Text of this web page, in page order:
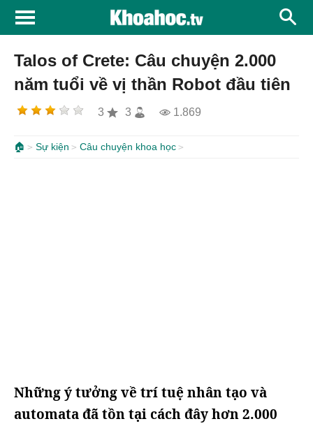
Talos of Crete: Câu chuyện 2.000
năm tuổi về vị thần Robot đầu tiên
3 3 1.869
🏠 Sự kiện Câu chuyện khoa học
Những ý tưởng về trí tuệ nhân tạo và
automata đã tồn tại cách đây hơn 2.000